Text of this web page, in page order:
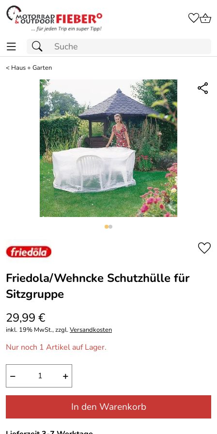
< Haus + Garten
Friedola/Wehncke Schutzhülle für
Sitzgruppe
29,99 €
inkl. 19% MwSt., zzgl.Versandkosten
Nur noch 1 Artikel auf Lager.
− +
In den Warenkorb